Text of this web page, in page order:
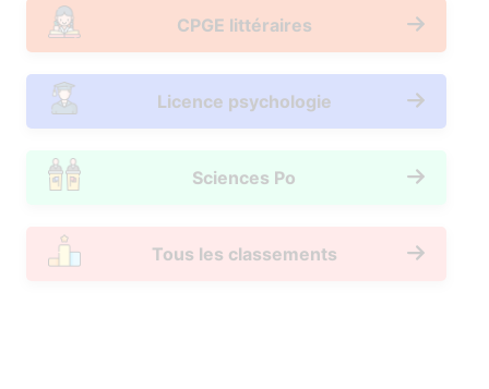
CPGE littéraires
Licence psychologie
Sciences Po
Tous les classements